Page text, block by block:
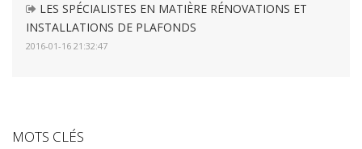
LES SPÉCIALISTES EN MATIÈRE RÉNOVATIONS ET
INSTALLATIONS DE PLAFONDS
2016-01-16 21:32:47
MOTS CLÉS